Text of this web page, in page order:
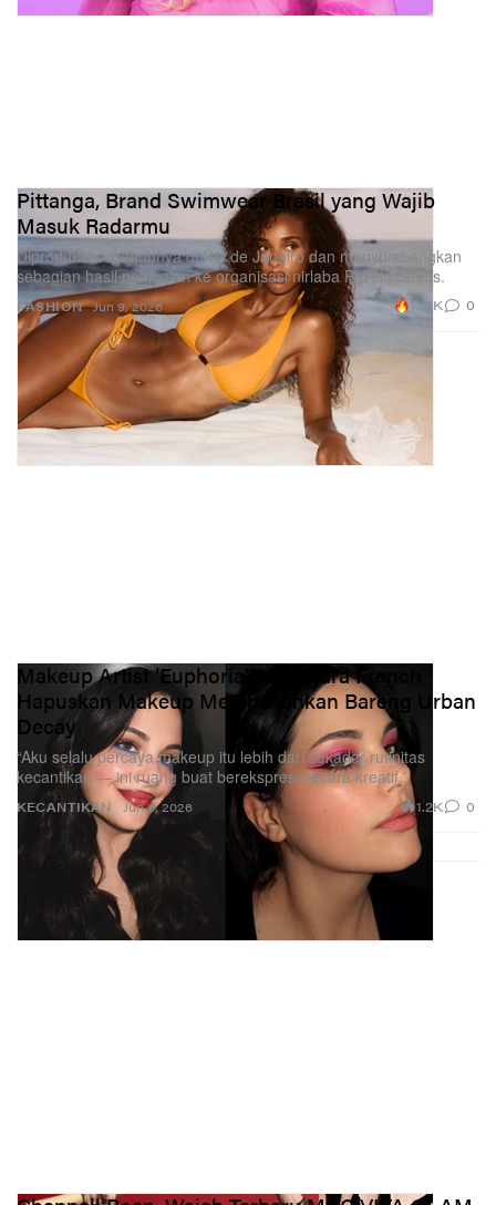
FASHION
Pittanga, Brand Swimwear Brasil yang Wajib
Masuk Radarmu
Diproduksi sepenuhnya di Rio de Janeiro dan menyumbangkan
sebagian hasil penjualan ke organisasi nirlaba Favela Seeds.
Jun 9, 2026 11.5K 0
KECANTIKAN
Makeup Artist ‘Euphoria’ Alexandra French
Hapuskan Makeup Membosankan Bareng Urban
Decay
“Aku selalu percaya makeup itu lebih dari sekadar rutinitas
kecantikan — ini ruang buat berekspresi secara kreatif.”
Jun 9, 2026 1.2K 0